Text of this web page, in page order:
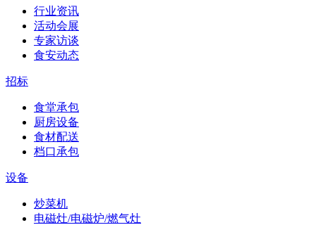
行业资讯
活动会展
专家访谈
食安动态
招标
食堂承包
厨房设备
食材配送
档口承包
设备
炒菜机
电磁灶/电磁炉/燃气灶